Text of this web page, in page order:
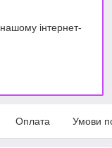
інтернет-
Оплата Умови